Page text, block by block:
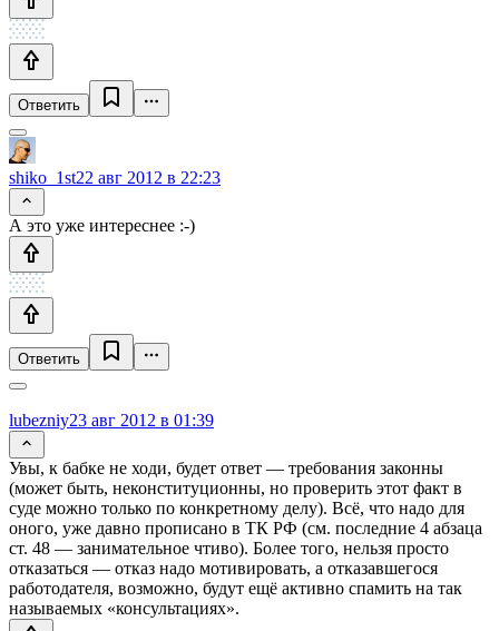
Ответить
shiko_1st22 авг 2012 в 22:23
А это уже интереснее :-)
Ответить
lubezniy23 авг 2012 в 01:39
Увы, к бабке не ходи, будет ответ — требования законны
(может быть, неконституционны, но проверить этот факт в
суде можно только по конкретному делу). Всё, что надо для
оного, уже давно прописано в ТК РФ (см. последние 4 абзаца
ст. 48 — занимательное чтиво). Более того, нельзя просто
отказаться — отказ надо мотивировать, а отказавшегося
работодателя, возможно, будут ещё активно спамить на так
называемых «консультациях».